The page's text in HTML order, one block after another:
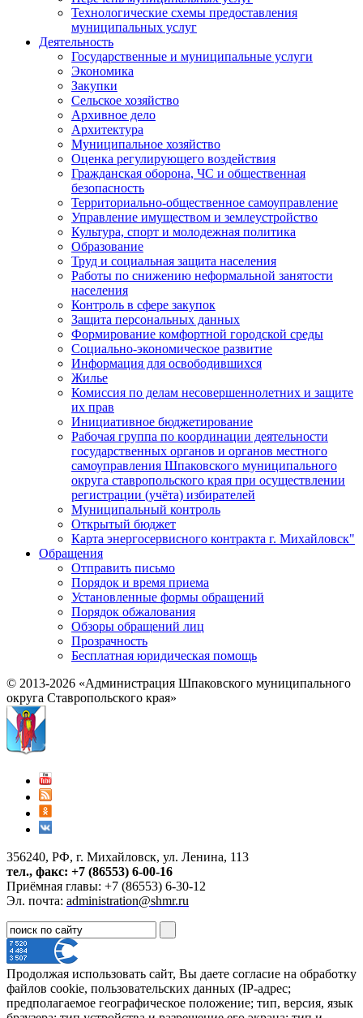
Технологические схемы предоставления
муниципальных услуг
Деятельность
Государственные и муниципальные услуги
Экономика
Закупки
Сельское хозяйство
Архивное дело
Архитектура
Муниципальное хозяйство
Оценка регулирующего воздействия
Гражданская оборона, ЧС и общественная
безопасность
Территориально-общественное самоуправление
Управление имуществом и землеустройство
Культура, спорт и молодежная политика
Образование
Труд и социальная защита населения
Работы по снижению неформальной занятости
населения
Контроль в сфере закупок
Защита персональных данных
Формирование комфортной городской среды
Социально-экономическое развитие
Информация для освободившихся
Жилье
Комиссия по делам несовершеннолетних и защите
их прав
Инициативное бюджетирование
Рабочая группа по координации деятельности
государственных органов и органов местного
самоуправления Шпаковского муниципального
округа ставропольского края при осуществлении
регистрации (учёта) избирателей
Муниципальный контроль
Открытый бюджет
Карта энергосервисного контракта г. Михайловск"
Обращения
Отправить письмо
Порядок и время приема
Установленные формы обращений
Порядок обжалования
Обзоры обращений лиц
Прозрачность
Бесплатная юридическая помощь
© 2013-2026 «Администрация Шпаковского муниципального
округа Ставропольского края»
356240, РФ, г. Михайловск, ул. Ленина, 113
тел., факс: +7 (86553) 6-00-16
Приёмная главы: +7 (86553) 6-30-12
Эл. почта: administration@shmr.ru
Продолжая использовать сайт, Вы даете согласие на обработку
файлов cookie, пользовательских данных (IP-адрес;
предполагаемое географическое положение; тип, версия, язык